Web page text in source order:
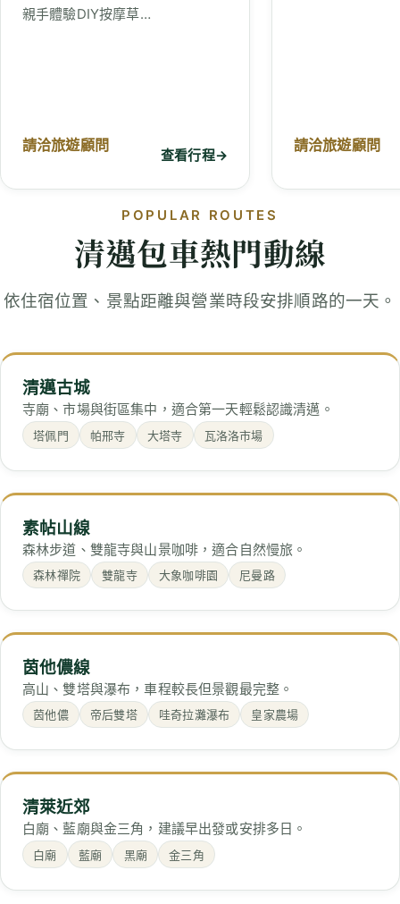
親手體驗DIY按摩草…
請洽旅遊顧問
查看行程→
請洽旅遊顧問
POPULAR ROUTES
清邁包車熱門動線
依住宿位置、景點距離與營業時段安排順路的一天。
清邁古城
寺廟、市場與街區集中，適合第一天輕鬆認識清邁。
塔佩門 帕邢寺 大塔寺 瓦洛洛市場
素帖山線
森林步道、雙龍寺與山景咖啡，適合自然慢旅。
森林禪院 雙龍寺 大象咖啡園 尼曼路
茵他儂線
高山、雙塔與瀑布，車程較長但景觀最完整。
茵他儂 帝后雙塔 哇奇拉灘瀑布 皇家農場
清萊近郊
白廟、藍廟與金三角，建議早出發或安排多日。
白廟 藍廟 黑廟 金三角